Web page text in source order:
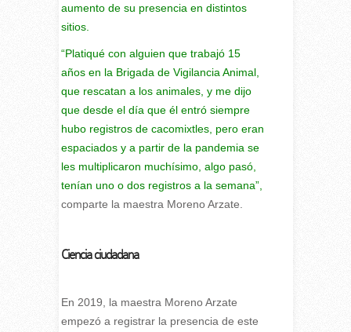
aumento de su presencia en distintos
sitios.
“Platiqué con alguien que trabajó 15
años en la Brigada de Vigilancia Animal,
que rescatan a los animales, y me dijo
que desde el día que él entró siempre
hubo registros de cacomixtles, pero eran
espaciados y a partir de la pandemia se
les multiplicaron muchísimo, algo pasó,
tenían uno o dos registros a la semana”,
comparte la maestra Moreno Arzate.
Ciencia ciudadana
En 2019, la maestra Moreno Arzate
empezó a registrar la presencia de este